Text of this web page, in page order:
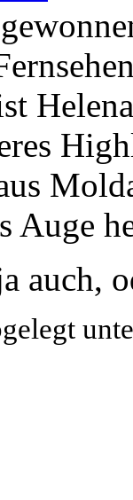
Auge
auch,